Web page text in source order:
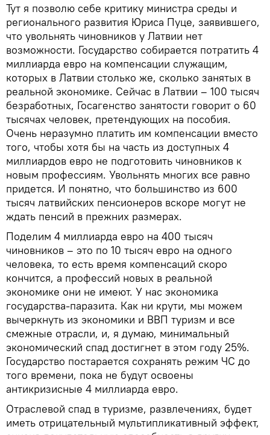
Тут я позволю себе критику министра среды и
регионального развития Юриса Пуце, заявившего,
что увольнять чиновников у Латвии нет
возможности. Государство собирается потратить 4
миллиарда евро на компенсации служащим,
которых в Латвии столько же, сколько занятых в
реальной экономике. Сейчас в Латвии – 100 тысяч
безработных, Госагенство занятости говорит о 60
тысячах человек, претендующих на пособия.
Очень неразумно платить им компенсации вместо
того, чтобы хотя бы на часть из доступных 4
миллиардов евро не подготовить чиновников к
новым профессиям. Увольнять многих все равно
придется. И понятно, что большинство из 600
тысяч латвийских пенсионеров вскоре могут не
ждать пенсий в прежних размерах.
Поделим 4 миллиарда евро на 400 тысяч
чиновников – это по 10 тысяч евро на одного
человека, то есть время компенсаций скоро
кончится, а профессий новых в реальной
экономике они не имеют. У нас экономика
государства-паразита. Как ни крути, мы можем
вычеркнуть из экономики и ВВП туризм и все
смежные отрасли, и, я думаю, минимальный
экономический спад достигнет в этом году 25%.
Государство постарается сохранять режим ЧС до
того времени, пока не будут освоены
антикризисные 4 миллиарда евро.
Отраслевой спад в туризме, развлечениях, будет
иметь отрицательный мультипликативный эффект,